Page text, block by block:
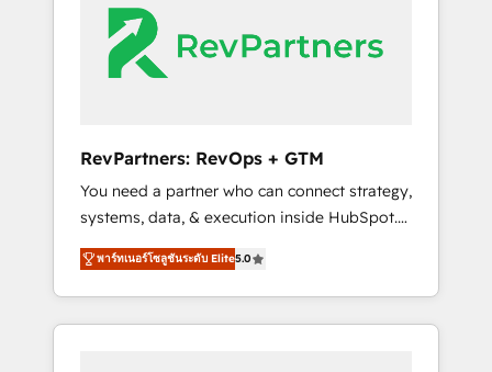
looking for...and get your next big initiative
moving!
engine. We onboard your team, migrate your
data, and build AI-powered workflows that
drive adoption from week one, in your time
from any legacy CRM. Zero downtime, full
data integrity. ➤ Implementation: Configure
HubSpot to run your revenue process. Sales,
marketing, and service wired together. ➤ AI
and Integrations: Layer Breeze AI, custom
agents, and APIs to remove manual work. ➤
Ongoing Management: Monthly tune-ups,
RevPartners: RevOps + GTM
You need a partner who can connect strategy,
systems, data, & execution inside HubSpot.
We bridge the gap where most agencies fall
short by combining GTM strategy with
technical execution to solve the right
problem with the right solution. As the only
พาร์ทเนอร์โซลูชันระดับ Elite5.0